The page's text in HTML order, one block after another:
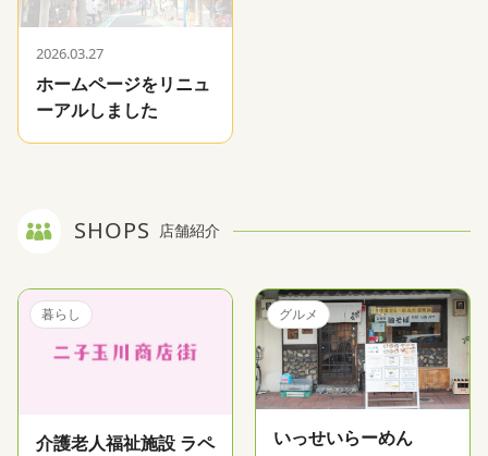
2026.03.27
ホームページをリニュ
ーアルしました
SHOPS 店舗紹介
暮らし
介護老人福祉施設 ラペ
グルメ
いっせいらーめん